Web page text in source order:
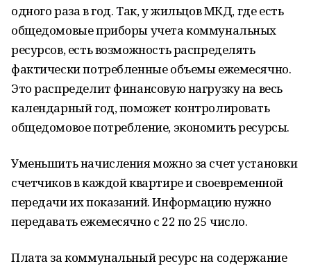
одного раза в год. Так, у жильцов МКД, где есть
общедомовые приборы учета коммунальных
ресурсов, есть возможность распределять
фактически потребленные объемы ежемесячно.
Это распределит финансовую нагрузку на весь
календарный год, поможет контролировать
общедомовое потребление, экономить ресурсы.
Уменьшить начисления можно за счет установки
счетчиков в каждой квартире и своевременной
передачи их показаний. Информацию нужно
передавать ежемесячно с 22 по 25 число.
Плата за коммунальный ресурс на содержание